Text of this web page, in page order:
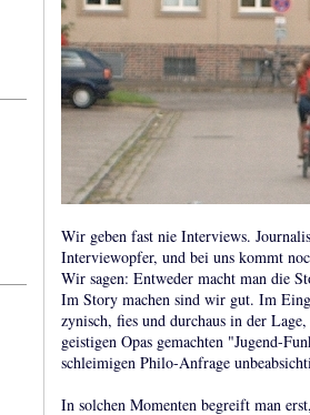
Wir geben fast nie Interviews.
Interviewopfer, und bei uns kommt
Wir sagen: Entweder macht man die
Im Story machen sind wir gut. Im
zynisch, fies und durchaus in der
geistigen Opas gemachten "Jugend-
schleimigen Philo-Anfrage
In solchen Momenten begreift man